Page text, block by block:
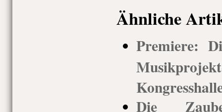
Ähnliche
Premiere:
Die